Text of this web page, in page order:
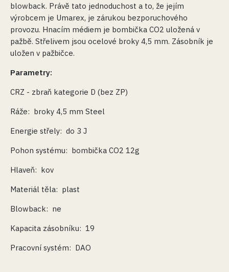
blowback. Právě tato jednoduchost a to, že jejím
výrobcem je Umarex, je zárukou bezporuchového
provozu. Hnacím médiem je bombička CO2 uložená v
pažbě. Střelivem jsou ocelové broky 4,5 mm. Zásobník je
uložen v pažbičce.
Parametry:
CRZ - zbraň kategorie D (bez ZP)
Ráže: broky 4,5 mm Steel
Energie střely: do 3 J
Pohon systému: bombička CO2 12g
Hlaveň: kov
Materiál těla: plast
Blowback: ne
Kapacita zásobníku: 19
Pracovní systém: DAO